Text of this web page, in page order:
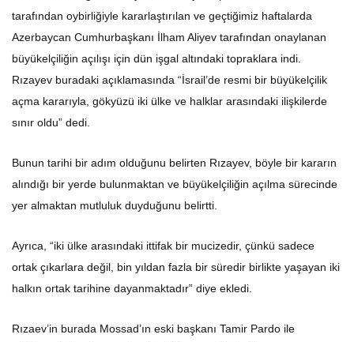
tarafından oybirliğiyle kararlaştırılan ve geçtiğimiz haftalarda
Azerbaycan Cumhurbaşkanı İlham Aliyev tarafından onaylanan
büyükelçiliğin açılışı için dün işgal altındaki topraklara indi.
Rızayev buradaki açıklamasında “İsrail’de resmi bir büyükelçilik
açma kararıyla, gökyüzü iki ülke ve halklar arasındaki ilişkilerde
sınır oldu” dedi.
Bunun tarihi bir adım olduğunu belirten Rızayev, böyle bir kararın
alındığı bir yerde bulunmaktan ve büyükelçiliğin açılma sürecinde
yer almaktan mutluluk duyduğunu belirtti.
Ayrıca, “iki ülke arasındaki ittifak bir mucizedir, çünkü sadece
ortak çıkarlara değil, bin yıldan fazla bir süredir birlikte yaşayan iki
halkın ortak tarihine dayanmaktadır” diye ekledi.
Rızaev’in burada Mossad’ın eski başkanı Tamir Pardo ile